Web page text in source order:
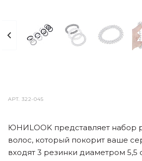
АРТ.322-045
ЮНИLOOK представляет набор
волос, который покорит ваше
входят 3 резинки диаметром 5,5